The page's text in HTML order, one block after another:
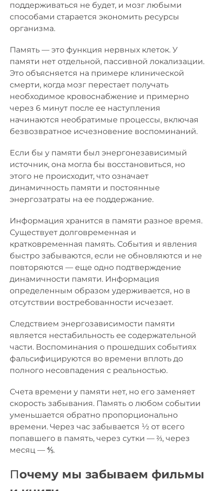
поддерживаться не будет, и мозг любыми
способами старается экономить ресурсы
организма.
Память — это функция нервных клеток. У
памяти нет отдельной, пассивной локализации.
Это объясняется на примере клинической
смерти, когда мозг перестает получать
необходимое кровоснабжение и примерно
через 6 минут после ее наступления
начинаются необратимые процессы, включая
безвозвратное исчезновение воспоминаний.
Если бы у памяти был энергонезависимый
источник, она могла бы восстановиться, но
этого не происходит, что означает
динамичность памяти и постоянные
энергозатраты на ее поддержание.
Информация хранится в памяти разное время.
Существует долговременная и
кратковременная память. События и явления
быстро забываются, если не обновляются и не
повторяются — еще одно подтверждение
динамичности памяти. Информация
определенным образом удерживается, но в
отсутствии востребованности исчезает.
Следствием энергозависимости памяти
является нестабильность ее содержательной
части. Воспоминания о прошедших событиях
фальсифицируются во времени вплоть до
полного несовпадения с реальностью.
Счета времени у памяти нет, но его заменяет
скорость забывания. Память о любом событии
уменьшается обратно пропорционально
времени. Через час забывается ½ от всего
попавшего в память, через сутки — ⅔, через
месяц — ⅘.
Почему мы забываем фильмы